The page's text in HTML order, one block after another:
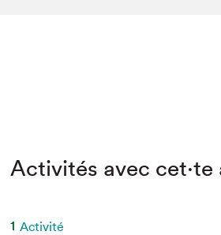
Activités avec cet·te
1 Activité